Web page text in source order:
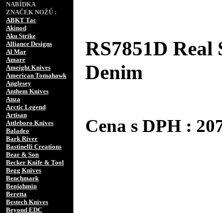
NABÍDKA
ZNAČEK NOŽŮ :
ABKT Tac
Akinod
Aku Strike
Alliance Designs
Al Mar
Amare
Ameight Knives
American Tomahawk
Anglesey
Anthem Knives
Anza
Arctic Legend
Artisan
Attleboro Knives
Baladeo
Bark River
Bastinelli Creations
Bear & Son
Becker Knife & Tool
Begg Knives
Benchmark
Benjahmin
Beretta
Bestech Knives
Beyond EDC
RS7851D
Denim
Cena s DPH :